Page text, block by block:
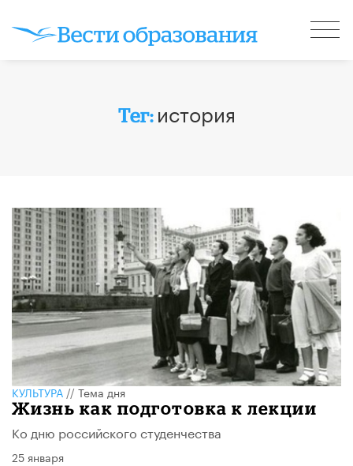
Тег: история
КУЛЬТУРА//Тема дня
Жизнь как подготовка к лекции
Ко дню российского студенчества
25 января